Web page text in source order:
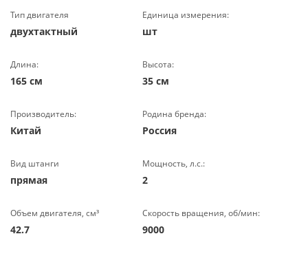
Тип двигателя
двухтактный
Единица измерения:
шт
Длина:
165 см
Высота:
35 см
Производитель:
Китай
Родина бренда:
Россия
Вид штанги
прямая
Мощность, л.с.:
2
Объем двигателя, см³
42.7
Скорость вращения, об/мин:
9000